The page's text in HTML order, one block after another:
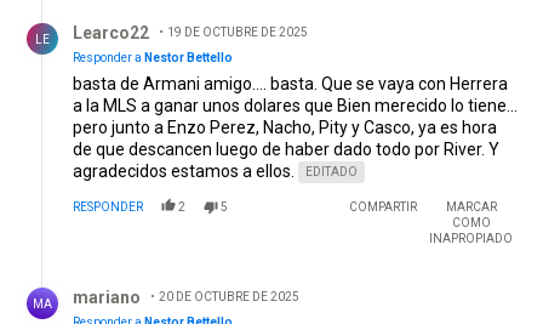
LE Learco22
19 DE OCTUBRE DE 2025
Responder a Nestor Bettello
basta de Armani amigo.... basta. Que se vaya con Herrera
a la MLS a ganar unos dolares que Bien merecido lo tiene...
pero junto a Enzo Perez, Nacho, Pity y Casco, ya es hora
de que descancen luego de haber dado todo por River. Y
agradecidos estamos a ellos.
EDITADO
RESPONDER 2 5 COMPARTIR
MARCAR
COMO
INAPROPIADO
MA mariano
20 DE OCTUBRE DE 2025